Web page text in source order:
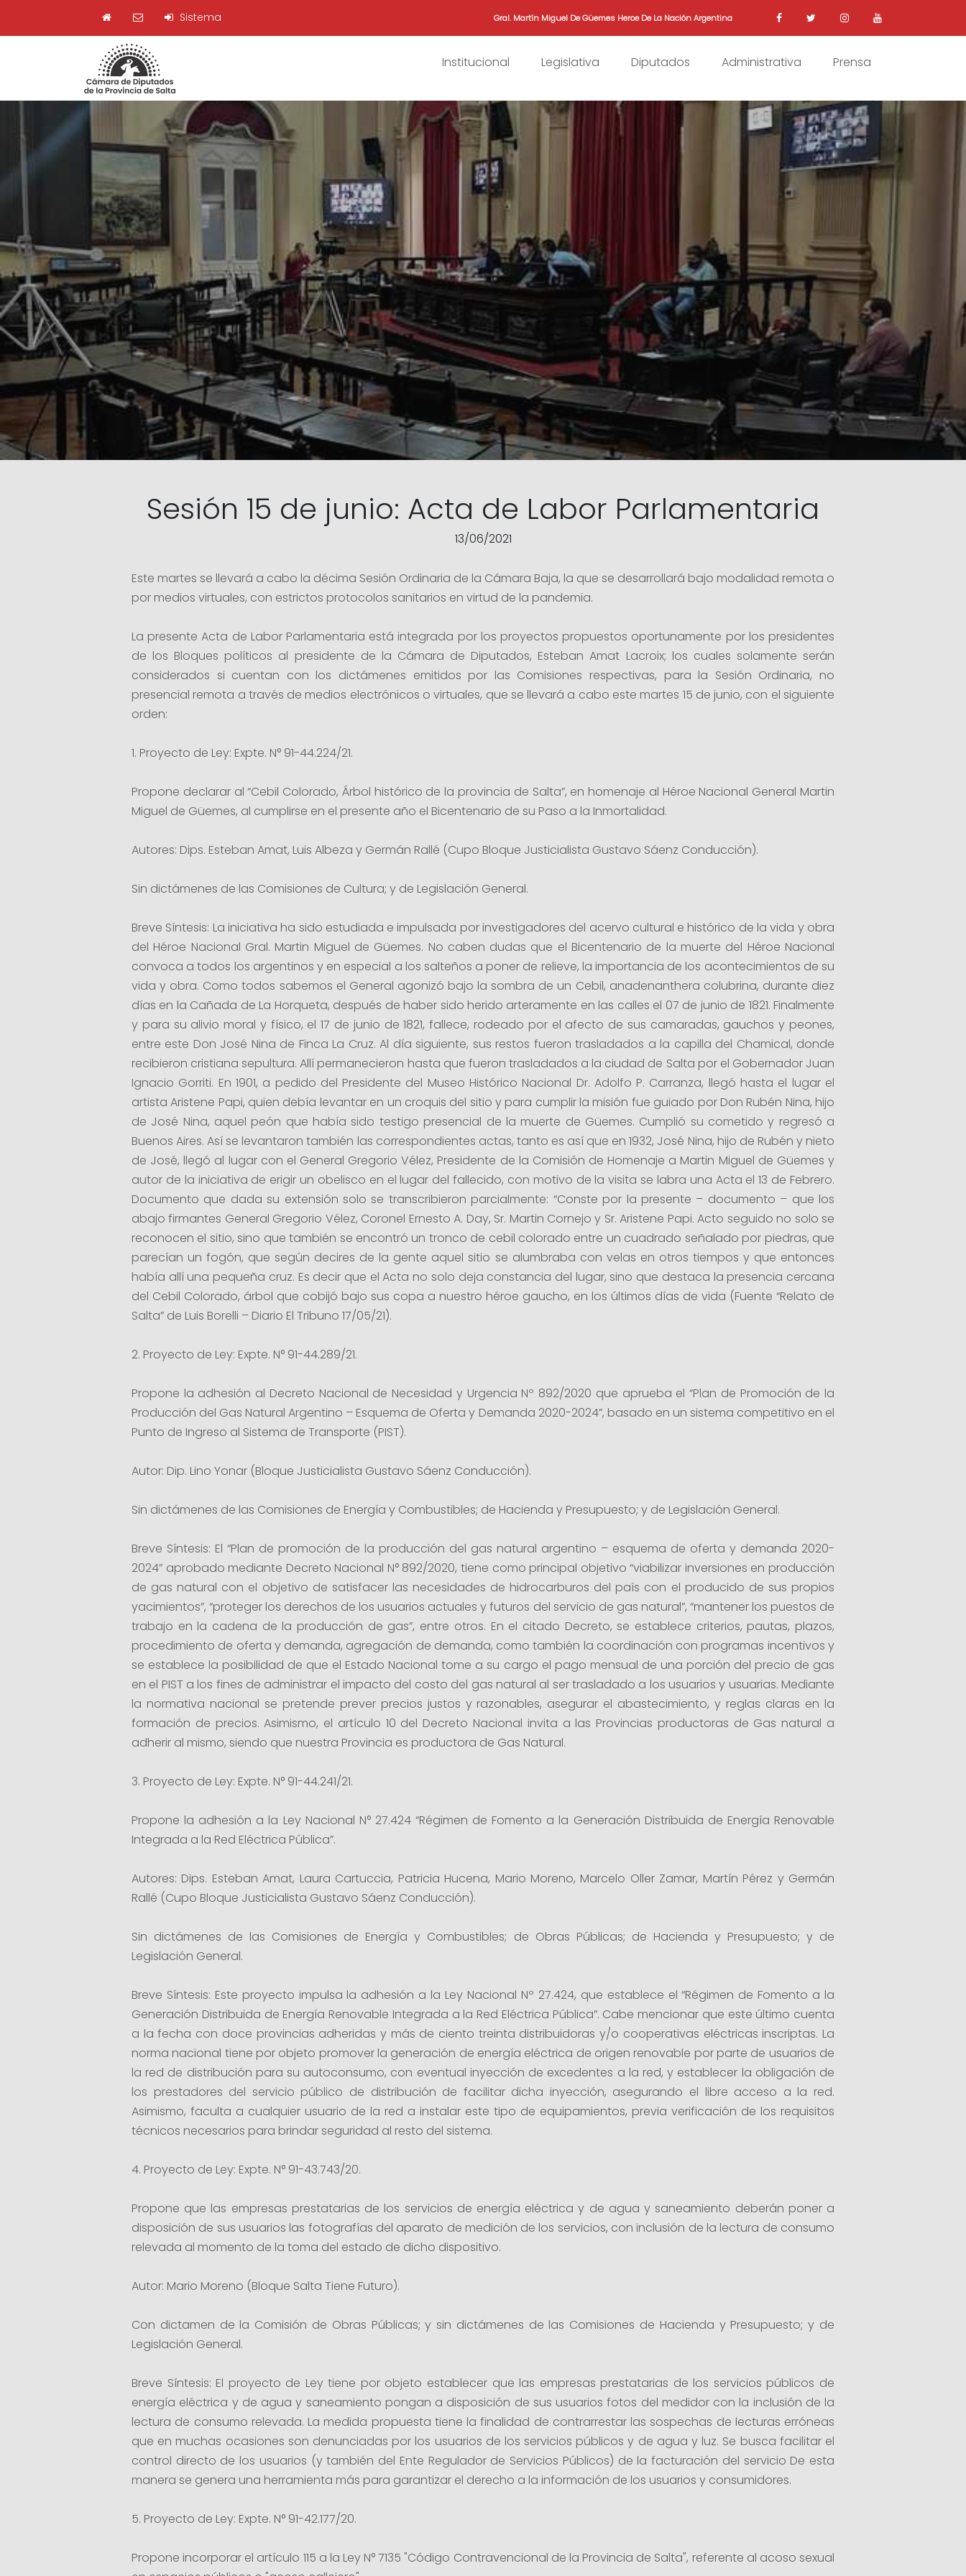
Sistema Gral. Martín Miguel De Güemes Heroe De La Nación Argentina
Institucional Legislativa Diputados Administrativa Prensa
Sesión 15 de junio: Acta de Labor Parlamentaria
13/06/2021
Este martes se llevará a cabo la décima Sesión Ordinaria de la Cámara Baja, la que se desarrollará bajo modalidad remota o
por medios virtuales, con estrictos protocolos sanitarios en virtud de la pandemia.
La presente Acta de Labor Parlamentaria está integrada por los proyectos propuestos oportunamente por los presidentes
de los Bloques políticos al presidente de la Cámara de Diputados, Esteban Amat Lacroix; los cuales solamente serán
considerados si cuentan con los dictámenes emitidos por las Comisiones respectivas, para la Sesión Ordinaria, no
presencial remota a través de medios electrónicos o virtuales, que se llevará a cabo este martes 15 de junio, con el siguiente
orden:
1. Proyecto de Ley: Expte. N° 91-44.224/21.
Propone declarar al “Cebil Colorado, Árbol histórico de la provincia de Salta”, en homenaje al Héroe Nacional General Martin
Miguel de Güemes, al cumplirse en el presente año el Bicentenario de su Paso a la Inmortalidad.
Autores: Dips. Esteban Amat, Luis Albeza y Germán Rallé (Cupo Bloque Justicialista Gustavo Sáenz Conducción).
Sin dictámenes de las Comisiones de Cultura; y de Legislación General.
Breve Síntesis: La iniciativa ha sido estudiada e impulsada por investigadores del acervo cultural e histórico de la vida y obra
del Héroe Nacional Gral. Martin Miguel de Güemes. No caben dudas que el Bicentenario de la muerte del Héroe Nacional
convoca a todos los argentinos y en especial a los salteños a poner de relieve, la importancia de los acontecimientos de su
vida y obra. Como todos sabemos el General agonizó bajo la sombra de un Cebil, anadenanthera colubrina, durante diez
días en la Cañada de La Horqueta, después de haber sido herido arteramente en las calles el 07 de junio de 1821. Finalmente
y para su alivio moral y físico, el 17 de junio de 1821, fallece, rodeado por el afecto de sus camaradas, gauchos y peones,
entre este Don José Nina de Finca La Cruz. Al día siguiente, sus restos fueron trasladados a la capilla del Chamical, donde
recibieron cristiana sepultura. Allí permanecieron hasta que fueron trasladados a la ciudad de Salta por el Gobernador Juan
Ignacio Gorriti. En 1901, a pedido del Presidente del Museo Histórico Nacional Dr. Adolfo P. Carranza, llegó hasta el lugar el
artista Aristene Papi, quien debía levantar en un croquis del sitio y para cumplir la misión fue guiado por Don Rubén Nina, hijo
de José Nina, aquel peón que había sido testigo presencial de la muerte de Güemes. Cumplió su cometido y regresó a
Buenos Aires. Así se levantaron también las correspondientes actas, tanto es así que en 1932, José Nina, hijo de Rubén y nieto
de José, llegó al lugar con el General Gregorio Vélez, Presidente de la Comisión de Homenaje a Martin Miguel de Güemes y
autor de la iniciativa de erigir un obelisco en el lugar del fallecido, con motivo de la visita se labra una Acta el 13 de Febrero.
Documento que dada su extensión solo se transcribieron parcialmente: “Conste por la presente – documento – que los
abajo firmantes General Gregorio Vélez, Coronel Ernesto A. Day, Sr. Martin Cornejo y Sr. Aristene Papi. Acto seguido no solo se
reconocen el sitio, sino que también se encontró un tronco de cebil colorado entre un cuadrado señalado por piedras, que
parecían un fogón, que según decires de la gente aquel sitio se alumbraba con velas en otros tiempos y que entonces
había allí una pequeña cruz. Es decir que el Acta no solo deja constancia del lugar, sino que destaca la presencia cercana
del Cebil Colorado, árbol que cobijó bajo sus copa a nuestro héroe gaucho, en los últimos días de vida (Fuente “Relato de
Salta” de Luis Borelli – Diario El Tribuno 17/05/21).
2. Proyecto de Ley: Expte. N° 91-44.289/21.
Propone la adhesión al Decreto Nacional de Necesidad y Urgencia Nº 892/2020 que aprueba el “Plan de Promoción de la
Producción del Gas Natural Argentino – Esquema de Oferta y Demanda 2020-2024”, basado en un sistema competitivo en el
Punto de Ingreso al Sistema de Transporte (PIST).
Autor: Dip. Lino Yonar (Bloque Justicialista Gustavo Sáenz Conducción).
Sin dictámenes de las Comisiones de Energía y Combustibles; de Hacienda y Presupuesto; y de Legislación General.
Breve Síntesis: El “Plan de promoción de la producción del gas natural argentino – esquema de oferta y demanda 2020-
2024” aprobado mediante Decreto Nacional N° 892/2020, tiene como principal objetivo “viabilizar inversiones en producción
de gas natural con el objetivo de satisfacer las necesidades de hidrocarburos del país con el producido de sus propios
yacimientos”, “proteger los derechos de los usuarios actuales y futuros del servicio de gas natural”, “mantener los puestos de
trabajo en la cadena de la producción de gas”, entre otros. En el citado Decreto, se establece criterios, pautas, plazos,
procedimiento de oferta y demanda, agregación de demanda, como también la coordinación con programas incentivos y
se establece la posibilidad de que el Estado Nacional tome a su cargo el pago mensual de una porción del precio de gas
en el PIST a los fines de administrar el impacto del costo del gas natural al ser trasladado a los usuarios y usuarias. Mediante
la normativa nacional se pretende prever precios justos y razonables, asegurar el abastecimiento, y reglas claras en la
formación de precios. Asimismo, el artículo 10 del Decreto Nacional invita a las Provincias productoras de Gas natural a
adherir al mismo, siendo que nuestra Provincia es productora de Gas Natural.
3. Proyecto de Ley: Expte. N° 91-44.241/21.
Propone la adhesión a la Ley Nacional N° 27.424 “Régimen de Fomento a la Generación Distribuida de Energía Renovable
Integrada a la Red Eléctrica Pública”.
Autores: Dips. Esteban Amat, Laura Cartuccia, Patricia Hucena, Mario Moreno, Marcelo Oller Zamar, Martín Pérez y Germán
Rallé (Cupo Bloque Justicialista Gustavo Sáenz Conducción).
Sin dictámenes de las Comisiones de Energía y Combustibles; de Obras Públicas; de Hacienda y Presupuesto; y de
Legislación General.
Breve Síntesis: Este proyecto impulsa la adhesión a la Ley Nacional Nº 27.424, que establece el “Régimen de Fomento a la
Generación Distribuida de Energía Renovable Integrada a la Red Eléctrica Pública”. Cabe mencionar que este último cuenta
a la fecha con doce provincias adheridas y más de ciento treinta distribuidoras y/o cooperativas eléctricas inscriptas. La
norma nacional tiene por objeto promover la generación de energía eléctrica de origen renovable por parte de usuarios de
la red de distribución para su autoconsumo, con eventual inyección de excedentes a la red, y establecer la obligación de
los prestadores del servicio público de distribución de facilitar dicha inyección, asegurando el libre acceso a la red.
Asimismo, faculta a cualquier usuario de la red a instalar este tipo de equipamientos, previa verificación de los requisitos
técnicos necesarios para brindar seguridad al resto del sistema.
4. Proyecto de Ley: Expte. N° 91-43.743/20.
Propone que las empresas prestatarias de los servicios de energía eléctrica y de agua y saneamiento deberán poner a
disposición de sus usuarios las fotografías del aparato de medición de los servicios, con inclusión de la lectura de consumo
relevada al momento de la toma del estado de dicho dispositivo.
Autor: Mario Moreno (Bloque Salta Tiene Futuro).
Con dictamen de la Comisión de Obras Públicas; y sin dictámenes de las Comisiones de Hacienda y Presupuesto; y de
Legislación General.
Breve Síntesis: El proyecto de Ley tiene por objeto establecer que las empresas prestatarias de los servicios públicos de
energía eléctrica y de agua y saneamiento pongan a disposición de sus usuarios fotos del medidor con la inclusión de la
lectura de consumo relevada. La medida propuesta tiene la finalidad de contrarrestar las sospechas de lecturas erróneas
que en muchas ocasiones son denunciadas por los usuarios de los servicios públicos y de agua y luz. Se busca facilitar el
control directo de los usuarios (y también del Ente Regulador de Servicios Públicos) de la facturación del servicio De esta
manera se genera una herramienta más para garantizar el derecho a la información de los usuarios y consumidores.
5. Proyecto de Ley: Expte. N° 91-42.177/20.
Propone incorporar el artículo 115 a la Ley N° 7135 "Código Contravencional de la Provincia de Salta", referente al acoso sexual